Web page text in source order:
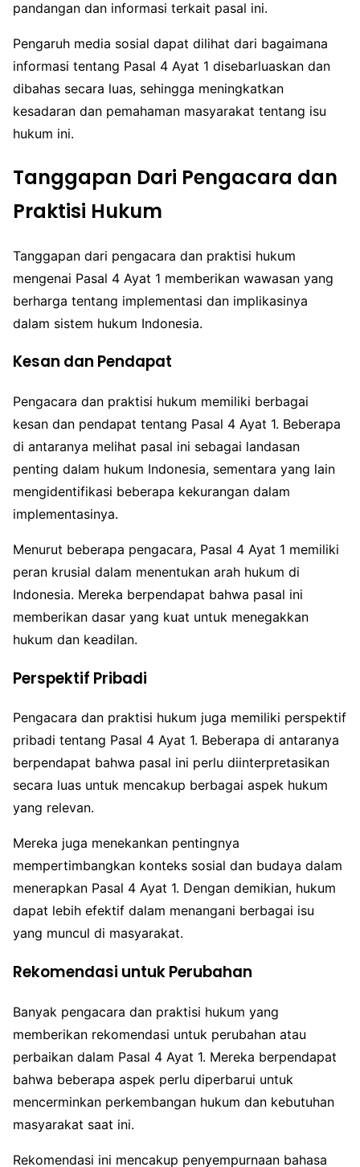
pandangan dan informasi terkait pasal ini.
Pengaruh media sosial dapat dilihat dari bagaimana
informasi tentang Pasal 4 Ayat 1 disebarluaskan dan
dibahas secara luas, sehingga meningkatkan
kesadaran dan pemahaman masyarakat tentang isu
hukum ini.
Tanggapan Dari Pengacara dan
Praktisi Hukum
Tanggapan dari pengacara dan praktisi hukum
mengenai Pasal 4 Ayat 1 memberikan wawasan yang
berharga tentang implementasi dan implikasinya
dalam sistem hukum Indonesia.
Kesan dan Pendapat
Pengacara dan praktisi hukum memiliki berbagai
kesan dan pendapat tentang Pasal 4 Ayat 1. Beberapa
di antaranya melihat pasal ini sebagai landasan
penting dalam hukum Indonesia, sementara yang lain
mengidentifikasi beberapa kekurangan dalam
implementasinya.
Menurut beberapa pengacara, Pasal 4 Ayat 1 memiliki
peran krusial dalam menentukan arah hukum di
Indonesia. Mereka berpendapat bahwa pasal ini
memberikan dasar yang kuat untuk menegakkan
hukum dan keadilan.
Perspektif Pribadi
Pengacara dan praktisi hukum juga memiliki perspektif
pribadi tentang Pasal 4 Ayat 1. Beberapa di antaranya
berpendapat bahwa pasal ini perlu diinterpretasikan
secara luas untuk mencakup berbagai aspek hukum
yang relevan.
Mereka juga menekankan pentingnya
mempertimbangkan konteks sosial dan budaya dalam
menerapkan Pasal 4 Ayat 1. Dengan demikian, hukum
dapat lebih efektif dalam menangani berbagai isu
yang muncul di masyarakat.
Rekomendasi untuk Perubahan
Banyak pengacara dan praktisi hukum yang
memberikan rekomendasi untuk perubahan atau
perbaikan dalam Pasal 4 Ayat 1. Mereka berpendapat
bahwa beberapa aspek perlu diperbarui untuk
mencerminkan perkembangan hukum dan kebutuhan
masyarakat saat ini.
Rekomendasi ini mencakup penyempurnaan bahasa